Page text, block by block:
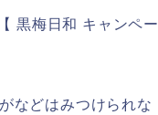
黒梅日和 キャンペー
などはみつけられな